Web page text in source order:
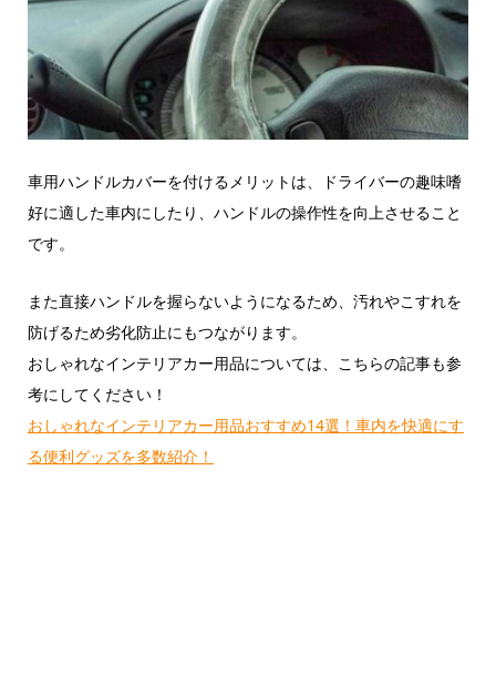
車用ハンドルカバーを付けるメリットは、ドライバーの趣味嗜
好に適した車内にしたり、ハンドルの操作性を向上させること
です。
また直接ハンドルを握らないようになるため、汚れやこすれを
防げるため劣化防止にもつながります。
おしゃれなインテリアカー用品については、こちらの記事も参
考にしてください！
おしゃれなインテリアカー用品おすすめ14選！車内を快適にす
る便利グッズを多数紹介！